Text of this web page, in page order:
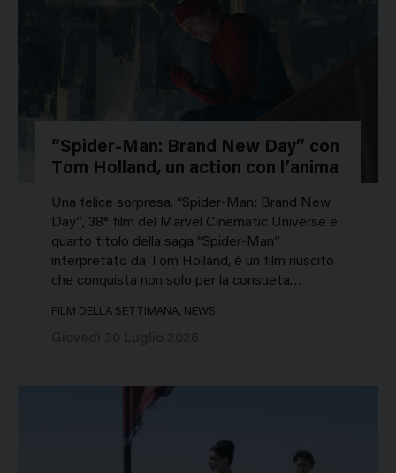
“Spider-Man: Brand New Day” con
Tom Holland, un action con l’anima
Una felice sorpresa. “Spider-Man: Brand New
Day”, 38° film del Marvel Cinematic Universe e
quarto titolo della saga “Spider-Man”
interpretato da Tom Holland, è un film riuscito
che conquista non solo per la consueta…
FILM DELLA SETTIMANA, NEWS